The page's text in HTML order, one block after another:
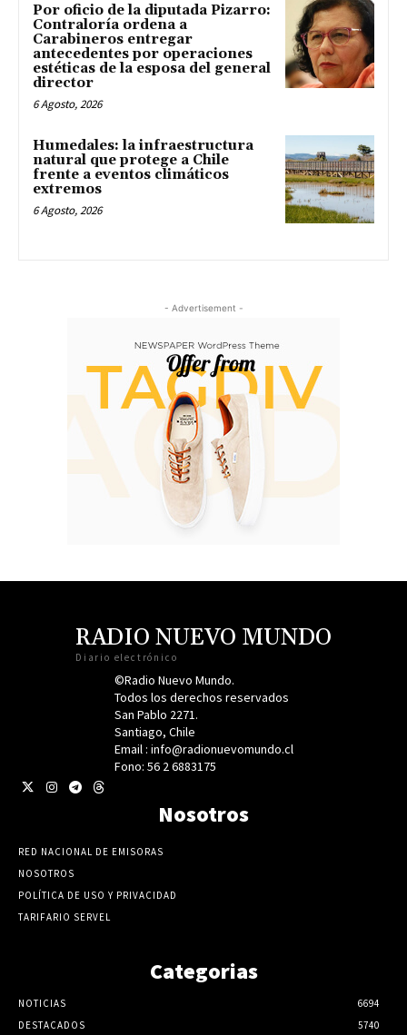
Por oficio de la diputada Pizarro:
Contraloría ordena a
Carabineros entregar
antecedentes por operaciones
estéticas de la esposa del general
director
6 Agosto, 2026
Humedales: la infraestructura
natural que protege a Chile
frente a eventos climáticos
extremos
6 Agosto, 2026
- Advertisement -
RADIO NUEVO MUNDO
Diario electrónico
©Radio Nuevo Mundo.
Todos los derechos reservados
San Pablo 2271.
Santiago, Chile
Email : info@radionuevomundo.cl
Fono: 56 2 6883175
Nosotros
RED NACIONAL DE EMISORAS
NOSOTROS
POLÍTICA DE USO Y PRIVACIDAD
TARIFARIO SERVEL
Categorias
NOTICIAS
6694
DESTACADOS
5740